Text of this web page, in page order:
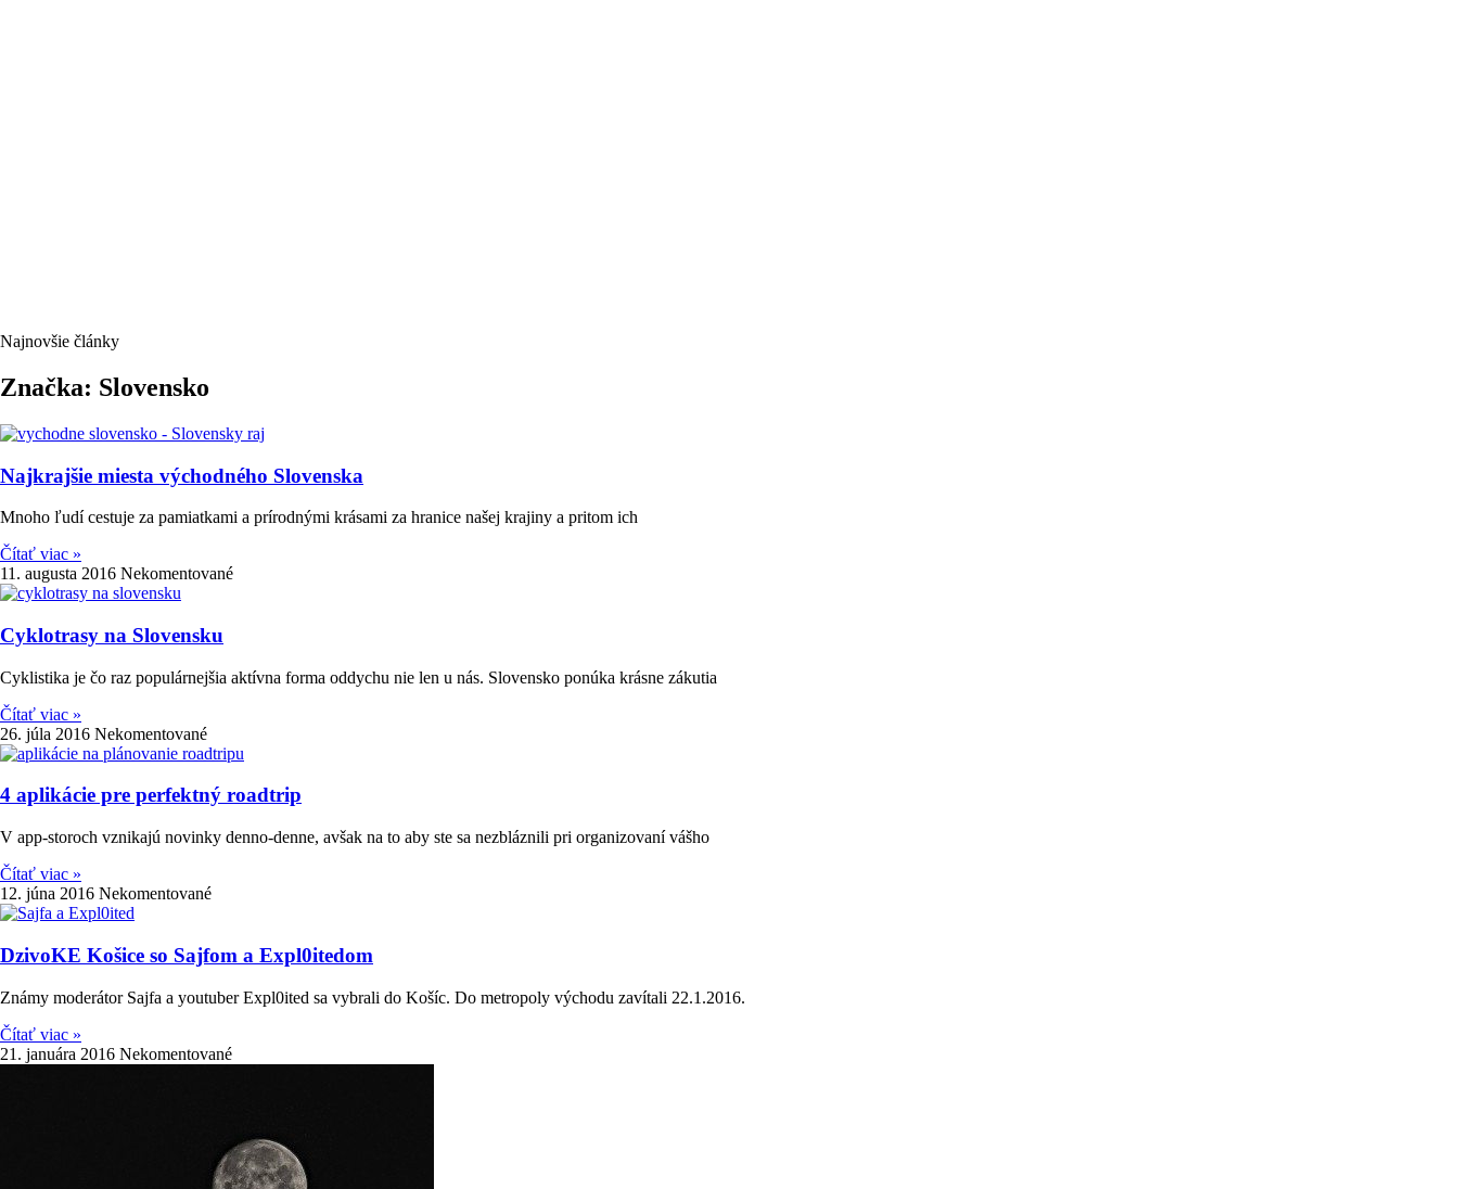
Najnovšie články
Značka: Slovensko
Najkrajšie miesta východného Slovenska
Mnoho ľudí cestuje za pamiatkami a prírodnými krásami za hranice našej krajiny a pritom ich
Čítať viac »
11. augusta 2016 Nekomentované
Cyklotrasy na Slovensku
Cyklistika je čo raz populárnejšia aktívna forma oddychu nie len u nás. Slovensko ponúka krásne zákutia
Čítať viac »
26. júla 2016 Nekomentované
4 aplikácie pre perfektný roadtrip
V app-storoch vznikajú novinky denno-denne, avšak na to aby ste sa nezbláznili pri organizovaní vášho
Čítať viac »
12. júna 2016 Nekomentované
DzivoKE Košice so Sajfom a Expl0itedom
Známy moderátor Sajfa a youtuber Expl0ited sa vybrali do Košíc. Do metropoly východu zavítali 22.1.2016.
Čítať viac »
21. januára 2016 Nekomentované